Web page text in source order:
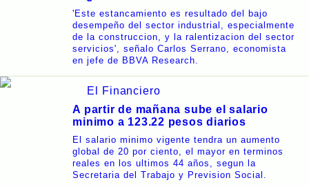
'Este estancamiento es resultado del bajo
desempeño del sector industrial, especialmente
de la construccion, y la ralentizacion del sector
servicios', señalo Carlos Serrano, economista
en jefe de BBVA Research.
El Financiero
A partir de mañana sube el salario
minimo a 123.22 pesos diarios
El salario minimo vigente tendra un aumento
global de 20 por ciento, el mayor en terminos
reales en los ultimos 44 años, segun la
Secretaria del Trabajo y Prevision Social.